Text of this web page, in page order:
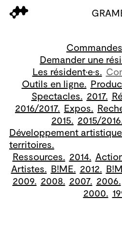
Demander une
Les résident·e·s.
Outils en ligne.
Spectacles. 2017.
2016/2017. Expos.
2015. 2015/
Développement
territoires.
Ressources. 2014.
Artistes. B!ME. 2012.
2009. 2008. 2007. 2006.
2000.